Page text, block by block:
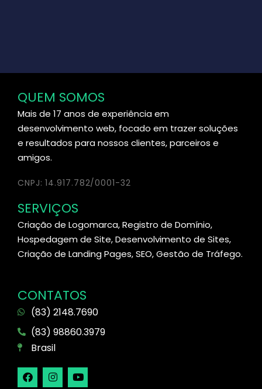
QUEM SOMOS
Mais de 17 anos de experiência em
desenvolvimento web, focado em trazer soluções
e resultados para nossos clientes, parceiros e
amigos.
CNPJ: 14.917.782/0001-32
SERVIÇOS
Criação de Logomarca, Registro de Domínio,
Hospedagem de Site, Desenvolvimento de Sites,
Criação de Landing Pages, SEO, Gestão de Tráfego.
CONTATOS
(83) 2148.7690
(83) 98860.3979
Brasil